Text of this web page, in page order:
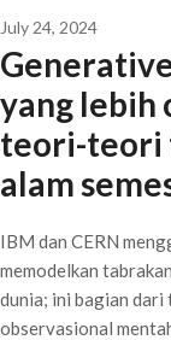
July 24, 2024
yang lebih
teori-teori
alam
IBM dan CERN
memodelkan
dunia; ini bagian dari
observasional